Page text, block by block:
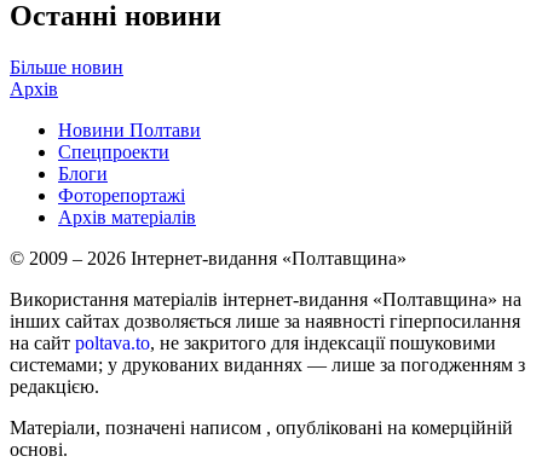
Останні новини
Більше новин
Архів
Новини Полтави
Спецпроекти
Блоги
Фоторепортажі
Архів матеріалів
© 2009 – 2026 Інтернет-видання «Полтавщина»
Використання матеріалів інтернет-видання «Полтавщина» на
інших сайтах дозволяється лише за наявності гіперпосилання
на сайт poltava.to, не закритого для індексації пошуковими
системами; у друкованих виданнях — лише за погодженням з
редакцією.
Матеріали, позначені написом , опубліковані на комерційній
основі.